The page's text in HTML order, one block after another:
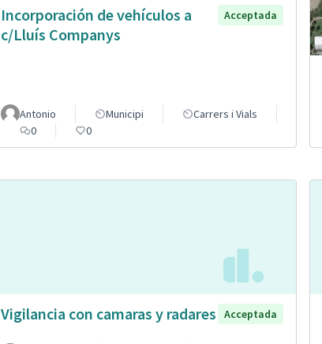
Incorporación de vehículos a
c/Lluís Companys
Acceptada
Antonio Municipi
Carrers i Vials
0
0
Vigilancia con camaras y radares Acceptada